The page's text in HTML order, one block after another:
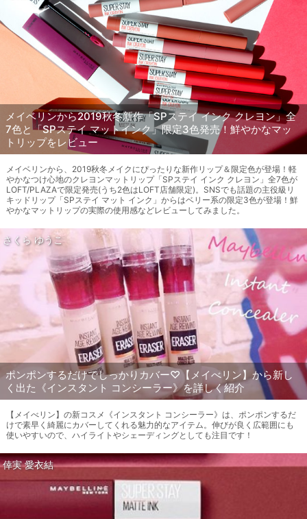
メイベリンから2019秋冬新作「SPステイ インク クレヨン」全
7色と「SPステイ マットインク」限定3色発売！鮮やかなマッ
トリップをレビュー
メイベリンから、2019秋冬メイクにぴったりな新作リップ＆限定色が登場！軽
やかなつけ心地のクレヨンマットリップ「SPステイ インク クレヨン」全7色が
LOFT/PLAZAで限定発売(うち2色はLOFT店舗限定)。SNSでも話題の主役級リ
キッドリップ「SPステイ マット インク」からはベリー系の限定3色が登場！鮮
やかなマットリップの実際の使用感などレビューしてみました。
さくら ゆうこ
ポンポンするだけでしっかりカバー♡【メイべリン】から新し
く出た《インスタント コンシーラー》を詳しく紹介
【メイべリン】の新コスメ《インスタント コンシーラー》は、ポンポンするだ
けで素早く綺麗にカバーしてくれる魅力的なアイテム。伸びが良く広範囲にも
使いやすいので、ハイライトやシェーディングとしても注目です！
倖実 愛衣結